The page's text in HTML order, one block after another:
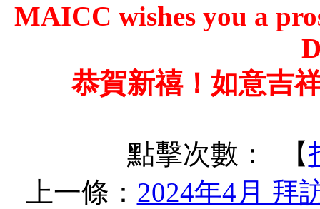
MAICC wishes you a
恭賀新禧！如意吉
點擊次數： 【
上一條： 2024年4月 拜